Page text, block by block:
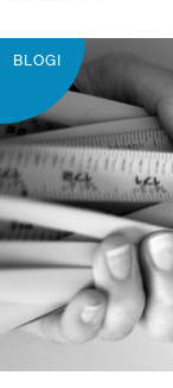
BLOGI